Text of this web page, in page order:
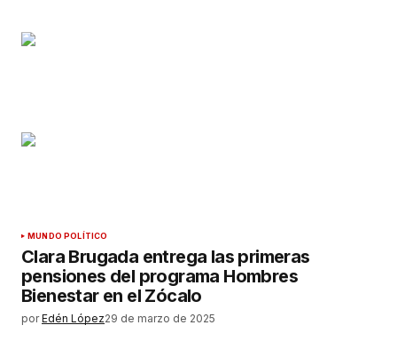
MUNDO POLÍTICO
Clara Brugada entrega las primeras
pensiones del programa Hombres
Bienestar en el Zócalo
por Edén López29 de marzo de 2025